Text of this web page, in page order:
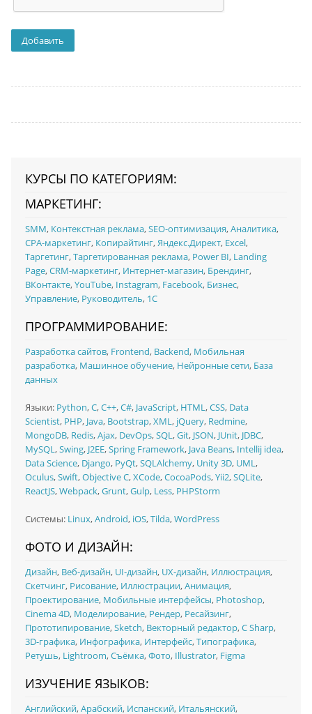
КУРСЫ ПО КАТЕГОРИЯМ:
МАРКЕТИНГ:
SMM, Контекстная реклама,SEO-оптимизация,Аналитика,
CPA-маркетинг, Копирайтинг,Яндекс.Директ, Excel,
Таргетинг,Таргетированная реклама, Power BI, Landing
Page,CRM-маркетинг, Интернет-магазин, Брендинг,
ВКонтакте,YouTube, Instagram, Facebook, Бизнес,
Управление, Руководитель, 1C
ПРОГРАММИРОВАНИЕ:
Разработка сайтов, Frontend, Backend, Мобильная
разработка, Машинное обучение, Нейронные сети, База
данных
Языки: Python,C,C++,C#, JavaScript, HTML,CSS, Data
Scientist, PHP, Java, Bootstrap,XML, jQuery, Redmine,
MongoDB, Redis,Ajax, DevOps,SQL,Git, JSON, JUnit, JDBC,
MySQL,Swing, J2EE,Spring Framework, Java Beans, Intellij idea,
Data Science, Django, PyQt,SQLAlchemy, Unity 3D, UML,
Oculus,Swift,Objective C,XCode,CocoaPods,Yii2,SQLite,
ReactJS,Webpack,Grunt,Gulp, Less, PHPStorm
Системы: Linux,Android, iOS,Tilda,WordPress
ФОТО И ДИЗАЙН:
Дизайн, Веб-дизайн, UI‑дизайн, UX‑дизайн, Иллюстрация,
Скетчинг, Рисование, Иллюстрации,Анимация,
Проектирование, Мобильные интерфейсы, Photoshop,
Cinema 4D, Моделирование, Рендер, Ресайзинг,
Прототипирование,Sketch, Векторный редактор,C Sharp,
3D-графика, Инфографика, Интерфейс,Типографика,
Ретушь, Lightroom,Съёмка,Фото, Illustrator, Figma
ИЗУЧЕНИЕ ЯЗЫКОВ:
Английский,Арабский, Испанский, Итальянский,